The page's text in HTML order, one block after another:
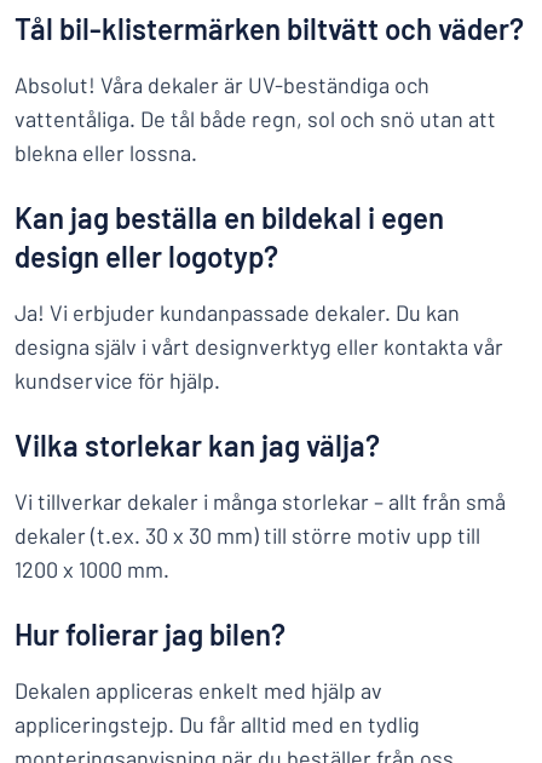
Tål bil-klistermärken biltvätt och väder?
Absolut! Våra dekaler är UV-beständiga och
vattentåliga. De tål både regn, sol och snö utan att
blekna eller lossna.
Kan jag beställa en bildekal i egen
design eller logotyp?
Ja! Vi erbjuder kundanpassade dekaler. Du kan
designa själv i vårt designverktyg eller kontakta vår
kundservice för hjälp.
Vilka storlekar kan jag välja?
Vi tillverkar dekaler i många storlekar – allt från små
dekaler (t.ex. 30 x 30 mm) till större motiv upp till
1200 x 1000 mm.
Hur folierar jag bilen?
Dekalen appliceras enkelt med hjälp av
appliceringstejp. Du får alltid med en tydlig